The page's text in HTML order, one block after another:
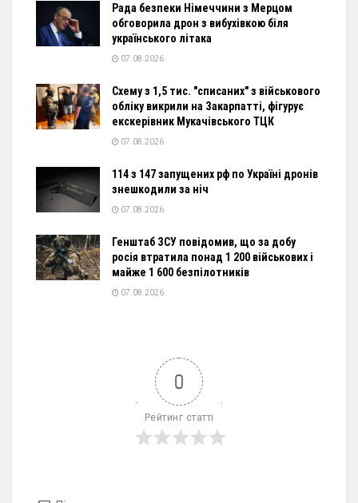
Рада безпеки Німеччини з Мерцом
обговорила дрон з вибухівкою біля
українського літака
07.08.2026
Схему з 1,5 тис. "списаних" з військового
обліку викрили на Закарпатті, фігурує
екскерівник Мукачівського ТЦК
07.08.2026
114 з 147 запущених рф по Україні дронів
знешкодили за ніч
07.08.2026
Генштаб ЗСУ повідомив, що за добу
росія втратила понад 1 200 військових і
майже 1 600 безпілотників
07.08.2026
0
Рейтинг статті